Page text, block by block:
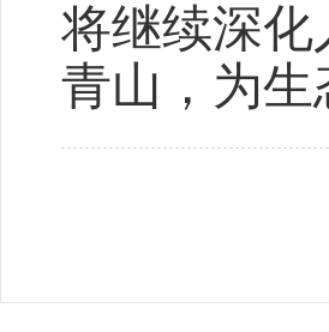
将继续深
青山，为